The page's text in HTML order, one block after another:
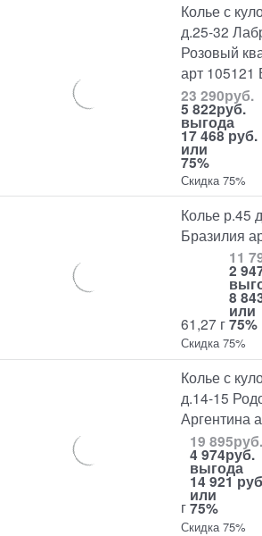
Колье с
д.25-32
Розовый
арт 105121
23 290руб.
5 822руб.
выгода
17 468 руб.
или
75%
Скидка 75%
Колье р.45
Бразилия
61,27 г
11
2
8
или
75%
Скидка 75%
Колье с
д.14-15
Аргентина
г
19 895руб.
4 974руб.
выгода
14 921
или
75%
Скидка 75%